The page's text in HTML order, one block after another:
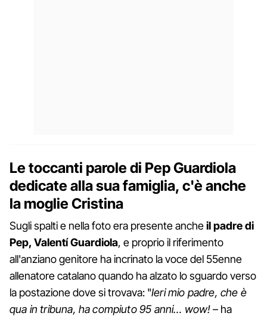
Le toccanti parole di Pep Guardiola
dedicate alla sua famiglia, c'è anche
la moglie Cristina
Sugli spalti e nella foto era presente ancheil padre di
Pep, Valentí Guardiola, e proprio il riferimento
all'anziano genitore ha incrinato la voce del 55enne
allenatore catalano quando ha alzato lo sguardo verso
la postazione dove si trovava: "Ieri mio padre, che è
qua in tribuna, ha compiuto 95 anni… wow!– ha